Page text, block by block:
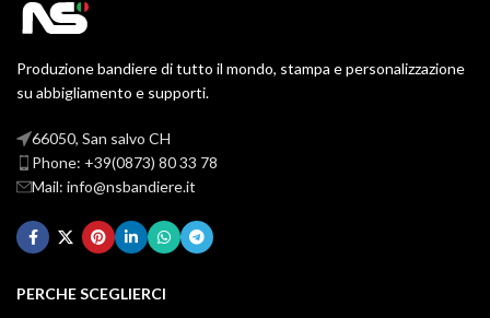
Produzione bandiere di tutto il mondo, stampa e personalizzazione
su abbigliamento e supporti.
66050, San salvo CH
Phone: +39(0873) 80 33 78
Mail: info@nsbandiere.it
PERCHE SCEGLIERCI